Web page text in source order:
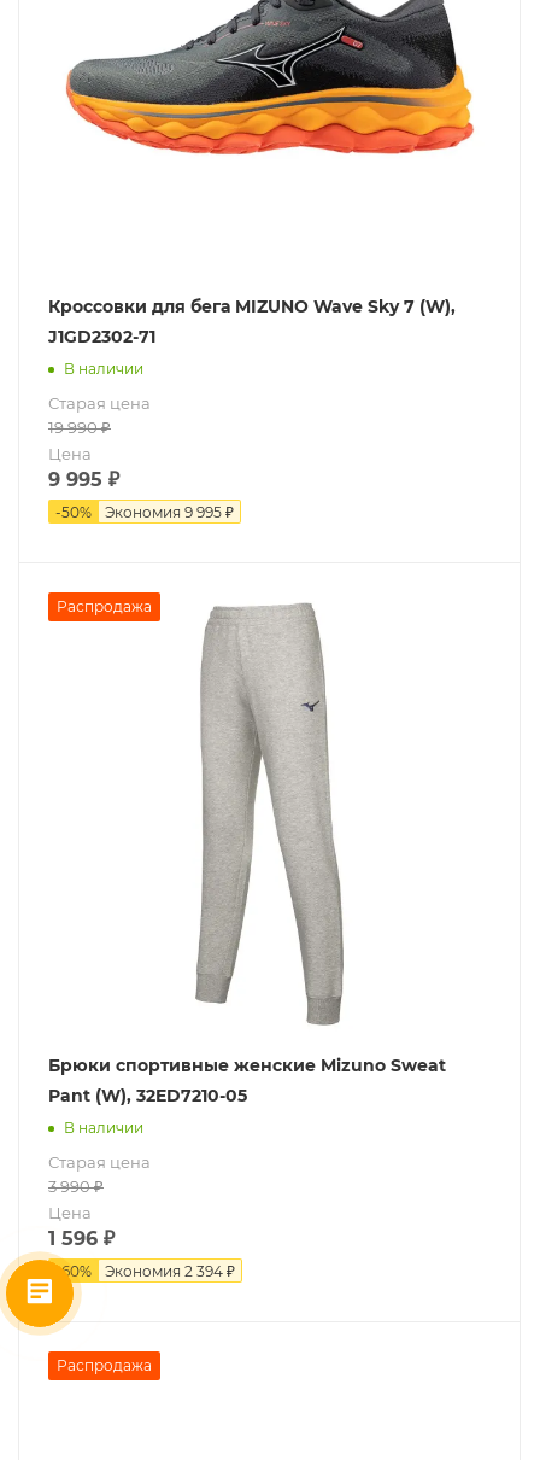
Кроссовки для бега MIZUNO Wave Sky 7 (W),
J1GD2302-71
В наличии
Старая цена
19 990₽
Цена
9 995 ₽
-50% Экономия 9 995 ₽
Распродажа
Брюки спортивные женские Mizuno Sweat
Pant (W), 32ED7210-05
В наличии
Старая цена
3 990₽
Цена
1 596 ₽
-60% Экономия 2 394 ₽
Распродажа